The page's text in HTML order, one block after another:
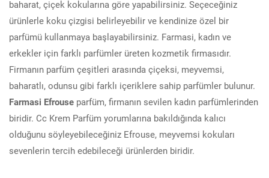
baharat, çiçek kokularına göre yapabilirsiniz. Seçeceğiniz
ürünlerle koku çizgisi belirleyebilir ve kendinize özel bir
parfümü kullanmaya başlayabilirsiniz. Farmasi, kadın ve
erkekler için farklı parfümler üreten kozmetik firmasıdır.
Firmanın parfüm çeşitleri arasında çiçeksi, meyvemsi,
baharatlı, odunsu gibi farklı içeriklere sahip parfümler bulunur.
Farmasi Efrouse parfüm, firmanın sevilen kadın parfümlerinden
biridir. Cc Krem Parfüm yorumlarına bakıldığında kalıcı
olduğunu söyleyebileceğiniz Efrouse, meyvemsi kokuları
sevenlerin tercih edebileceği ürünlerden biridir.